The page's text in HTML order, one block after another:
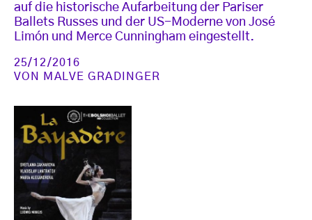
auf die historische Aufarbeitung der Pariser
Ballets Russes und der US-Moderne von José
Limón und Merce Cunningham eingestellt.
25/12/2016
VON MALVE GRADINGER